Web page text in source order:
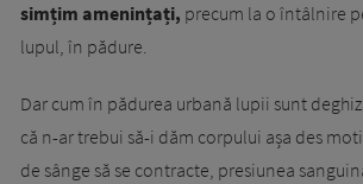
simțim amenințați, precum la o întâlnire
lupul, în pădure.
Dar cum în pădurea urbană lupii sunt
că n-ar trebui să-i dăm corpului așa des
de sânge să se contracte, presiunea